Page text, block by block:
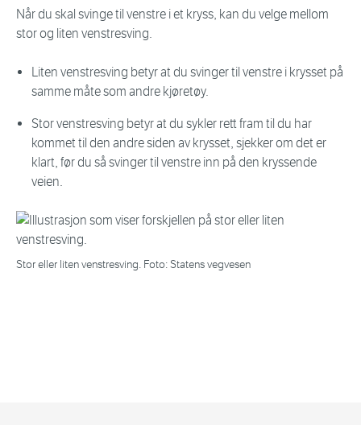
Når du skal svinge til venstre i et kryss, kan du velge mellom
stor og liten venstresving.
Liten venstresving betyr at du svinger til venstre i krysset på
samme måte som andre kjøretøy.
Stor venstresving betyr at du sykler rett fram til du har
kommet til den andre siden av krysset, sjekker om det er
klart, før du så svinger til venstre inn på den kryssende
veien.
Stor eller liten venstresving. Foto: Statens vegvesen